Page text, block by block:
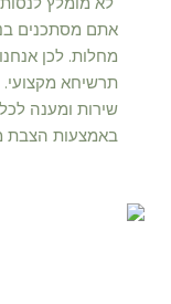
אתם מסתכנים
מחלות. לכן
תרשיחא
שירות ומענה
באמצעות הצבת